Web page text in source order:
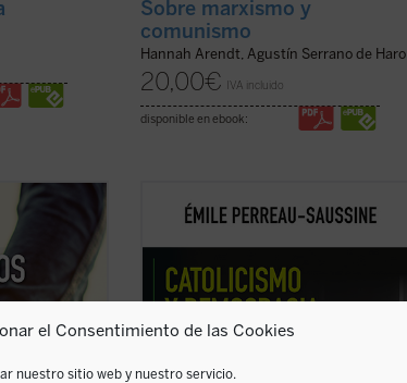
el Consentimiento de las Cookies
nuestro sitio web y nuestro servicio.
Sobre marxismo y
comunismo
Hannah Arendt, Agustín Serrano de Haro
20,00€ IVA incluido
disponible en ebook:
coraje del
y la
sucede
Desde
ficha)
Catolicismo y democraciarecorre la
católico desde la Revolución francesa
hasta hoy. Émile Perreau-Saussine
analiza cómo la Iglesia respondió a la
que no ... (ver ficha)